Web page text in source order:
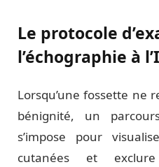
Le protocole
l’échographie à
Lorsqu’une fossette ne
bénignité, un
s’impose pour
cutanées et